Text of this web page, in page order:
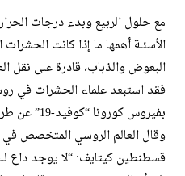
مع حلول الربيع وبدء درجات
الأسئلة أهمها ما إذا كانت
البعوض والذباب، قادرة على نقل
فقد استبعد علماء الحشرات في
بفيروس كورونا “كوفيد-19” عن طريق الحشرات.
وقال العالم الروسي المتخصص
قسطنطين كيتايف: “لا يوجد داع